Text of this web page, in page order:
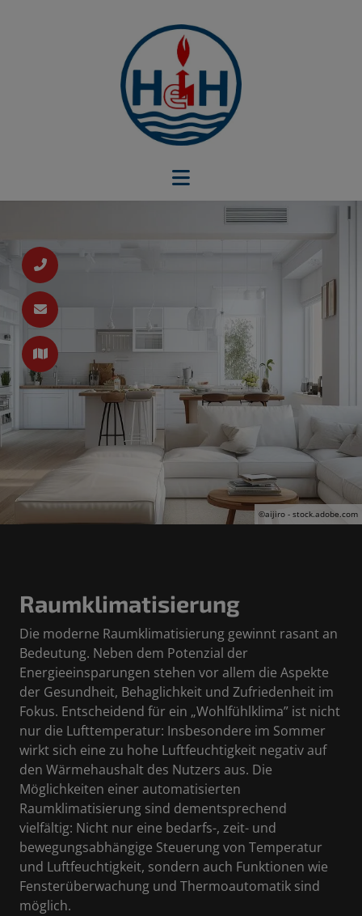
©aijiro - stock.adobe.com
Raumklimatisierung
Die moderne Raumklimatisierung gewinnt rasant an
Bedeutung. Neben dem Potenzial der
Energieeinsparungen stehen vor allem die Aspekte
der Gesundheit, Behaglichkeit und Zufriedenheit im
Fokus. Entscheidend für ein „Wohlfühlklima” ist nicht
nur die Lufttemperatur: Insbesondere im Sommer
wirkt sich eine zu hohe Luftfeuchtigkeit negativ auf
den Wärmehaushalt des Nutzers aus. Die
Möglichkeiten einer automatisierten
Raumklimatisierung sind dementsprechend
vielfältig: Nicht nur eine bedarfs-, zeit- und
bewegungsabhängige Steuerung von Temperatur
und Luftfeuchtigkeit, sondern auch Funktionen wie
Fensterüberwachung und Thermoautomatik sind
möglich.